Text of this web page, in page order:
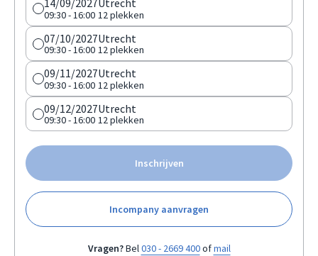
14/09/2027
09:30 - 16:00
Utrecht
12 plekken
07/10/2027
09:30 - 16:00
Utrecht
12 plekken
09/11/2027
09:30 - 16:00
Utrecht
12 plekken
09/12/2027
09:30 - 16:00
Utrecht
12 plekken
Inschrijven
Incompany aanvragen
Vragen?Bel030 - 2669 400ofmail